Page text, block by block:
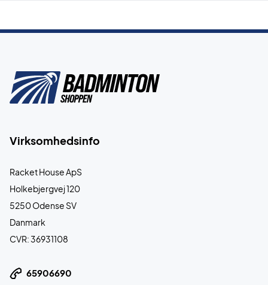
Virksomhedsinfo
Racket House ApS
Holkebjergvej 120
5250 Odense SV
Danmark
CVR: 36931108
65906690